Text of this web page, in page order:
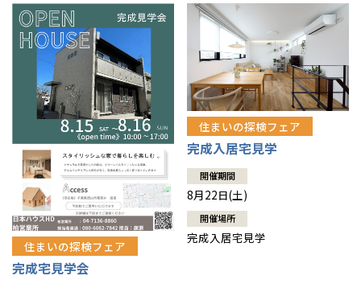
住まいの探検フェア
完成宅見学会
住まいの探検フェア
完成入居宅見学
開催期間
8月22日(土)
開催場所
完成入居宅見学